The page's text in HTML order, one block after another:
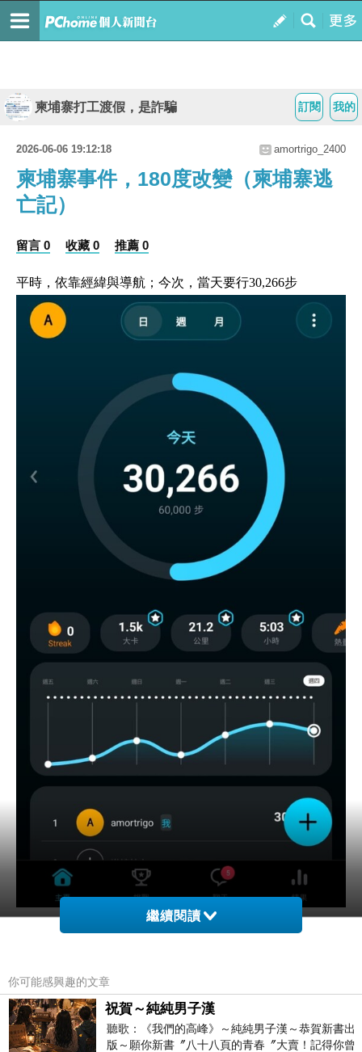
我的
訂閱
柬埔寨打工渡假，是詐騙
2026-06-06 19:12:18 amortrigo_2400
柬埔寨事件，180度改變（柬埔寨逃
亡記）
留言 0 收藏 0 推薦 0
平時，依靠經緯與導航；今次，當天要行30,266步
上一篇：柬埔寨逃亡記，第六關：第410天
下一篇： 柬埔寨逃亡記，第七關：非洲步行之旅
繼續閱讀
你可能感興趣的文章
祝賀～純純男子漢
聽歌：《我們的高峰》～純純男子漢～恭賀新書出
版～願你新書〞八十八頁的青春〞大賣！記得你曾